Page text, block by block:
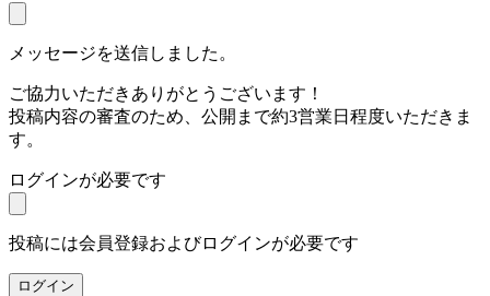
メッセージを送信しました。
ご協力いただきありがとうございます！
投稿内容の審査のため、公開まで約3営業日程度いただきま
す。
ログインが必要です
投稿には会員登録およびログインが必要です
ログイン